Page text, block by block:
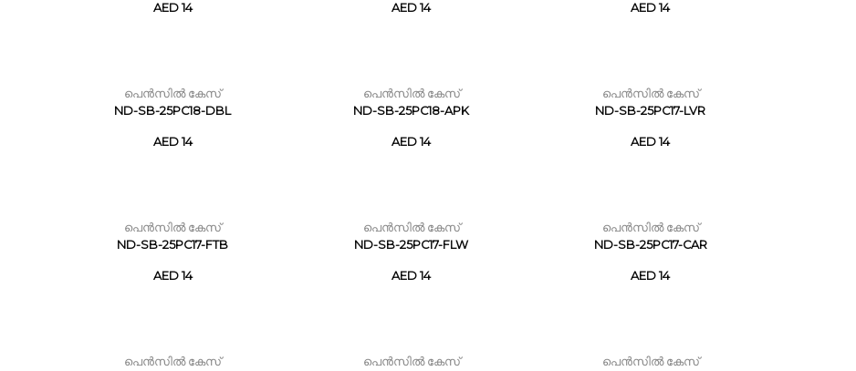
AED 14 AED 14 AED 14
പെൻസിൽ കേസ്
ND-SB-25PC18-DBL
AED 14
പെൻസിൽ കേസ്
ND-SB-25PC18-APK
AED 14
പെൻസിൽ കേസ്
ND-SB-25PC17-LVR
AED 14
പെൻസിൽ കേസ്
ND-SB-25PC17-FTB
AED 14
പെൻസിൽ കേസ്
ND-SB-25PC17-FLW
AED 14
പെൻസിൽ കേസ്
ND-SB-25PC17-CAR
AED 14
പെൻസിൽ കേസ്
പെൻസിൽ കേസ്
പെൻസിൽ കേസ്